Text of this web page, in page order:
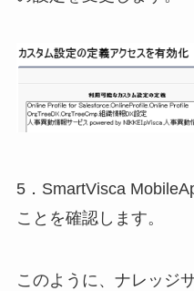
5．SmartVisca
ことを確認します。
このように、ナレッジ